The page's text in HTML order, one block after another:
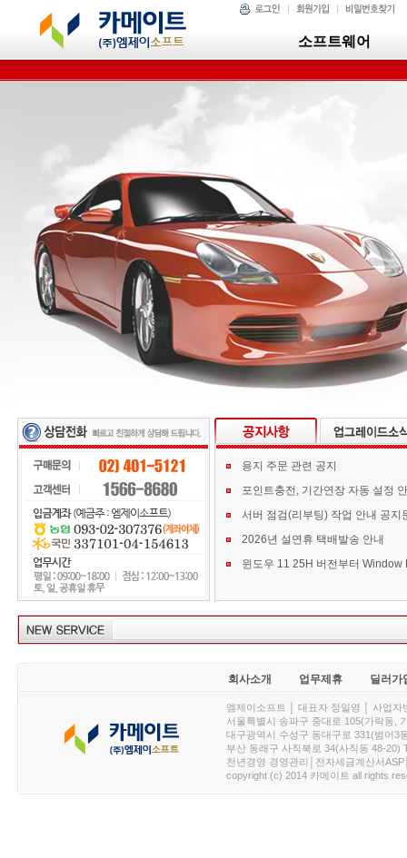
소프트웨어
용지 주문 관련 공지
포인트충전, 기간연장 자동 설정
서버 점검(리부팅) 작업 안내 공지
2026년 설연휴 택배발송 안내
회사소개 업무제휴 딜러가
엠제이소프트 │ 대표자 정일영 │ 사업
서울특별시 송파구 중대로 105(가락동,
대구광역시 수성구 동대구로 331(범어3
부산 동래구 사직북로 34(사직동 48-20)
천년경영 경영관리│전자세금계산서
copyright (c) 2014 카메이트 all rights